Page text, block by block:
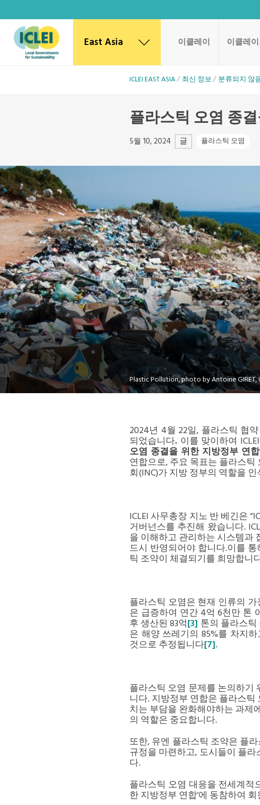
East Asia
European Secretariat
Canada Office
USA Office
Mexico, Central America & the Caribbean
Secretariat
Oceania Secretariat
South America Secretariat
South Asia Secretariat
Southeast Asia Secretariat
이클레이 이클레
ICLEI EAST ASIA 최신 정보 분류되지 않
플라스틱 오염 종
5월 10, 2024 글 플라스틱 오염
Plastic Pollution, photo by Antoine GIRET,
2024년 4월 22일, 플라스틱 협
되었습니다. 이를 맞이하여
오염 종결을 위한 지방정부 연합
연합으로, 주요 목표는 플라스
회(INC)가 지방 정부의 역할을
ICLEI 사무총장 지노 반 베긴은
거버넌스를 추진해 왔습니다.
을 이해하고 관리하는 시스템과
드시 반영되어야 합니다.이를
틱 조약이 체결되기를 희망합니
플라스틱 오염은 현재 인류의
은 급증하여 연간 4억 6천만 톤
후 생산된 83억[3] 톤의 플라스틱
은 해양 쓰레기의 85%를 차지하
것으로 추정됩니다[7].
플라스틱 오염 문제를 논의하기
니다. 지방정부 연합은 플라스
치는 부담을 완화해야하는 과제
의 역할은 중요합니다.
또한, 유엔 플라스틱 조약은 플
규정을 마련하고, 도시들이 플
다.
플라스틱 오염 대응을 전세계적
한 지방정부 연합’에 동참하여